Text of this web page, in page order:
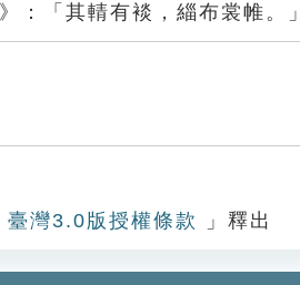
：「其輤有裧，緇布裳帷。」
灣3.0版授權條款 」釋出